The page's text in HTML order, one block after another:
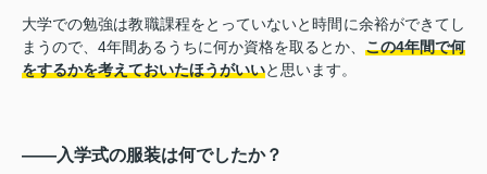
大学での勉強は教職課程をとっていないと時間に余裕ができてし
まうので、4年間あるうちに何か資格を取るとか、 この4年間で何
をするかを考えておいたほうがいいと思います。
――入学式の服装は何でしたか？